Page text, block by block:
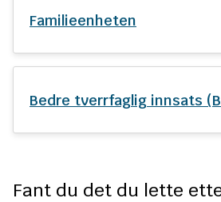
Familieenheten
Bedre tverrfaglig innsats
Fant du det du lette